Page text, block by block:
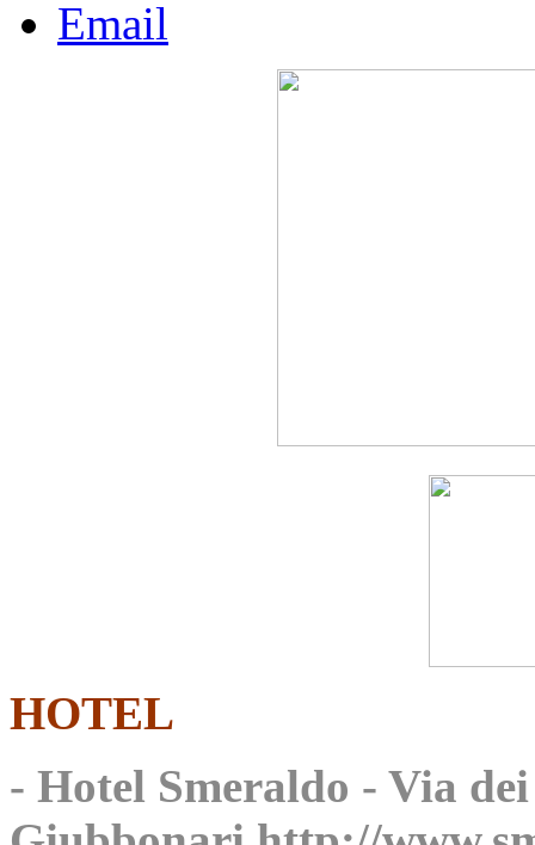
HOTEL
- Hotel Smeraldo - Via dei